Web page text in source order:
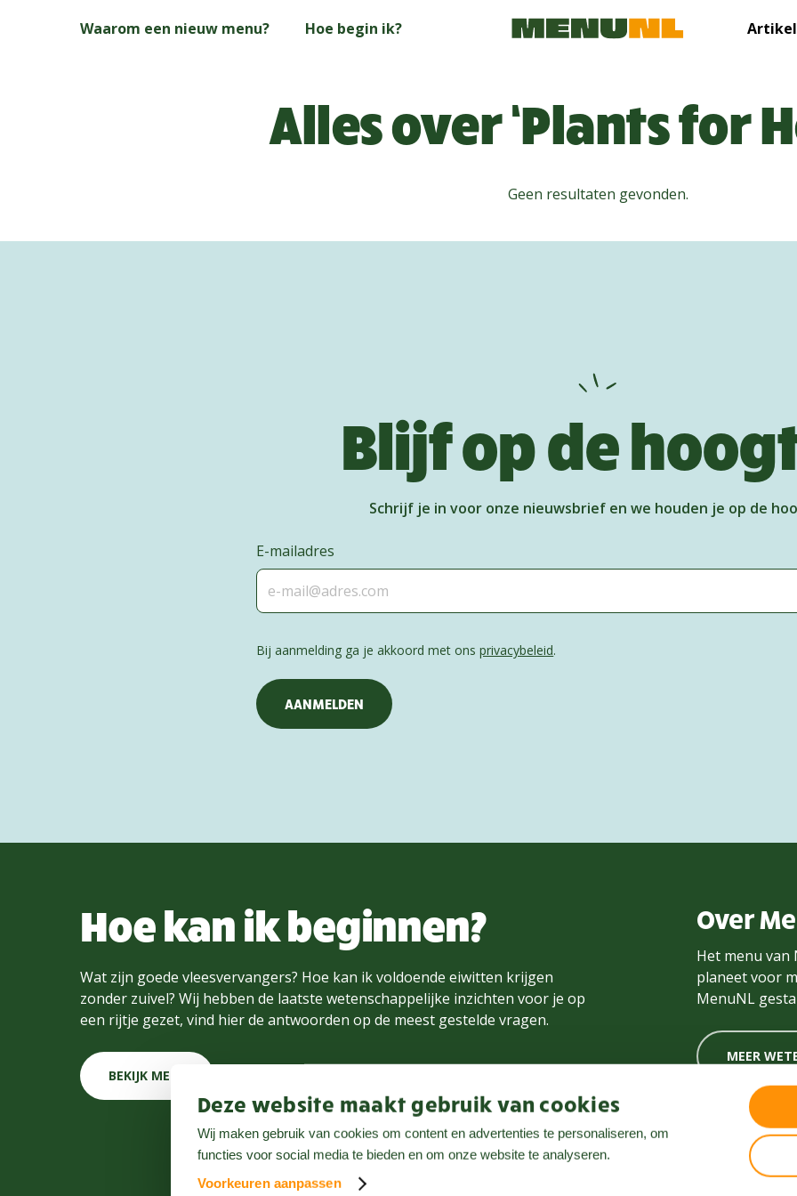
Deze website maakt gebruik van cookies
Wij maken gebruik van cookies om content en advertenties te personaliseren, om
functies voor social media te bieden en om onze website te analyseren.
Voorkeuren aanpassen
Waarom een nieuw menu? Hoe begin ik?
Alles over ‘Plants for
Geen resultaten gevonden.
Blijf op de
Schrijf je in voor onze nieuwsbrief en we houden je op de
E-mailadres
Bij aanmelding ga je akkoord met onsprivacybeleid.
Hoe kan ik beginnen?
Wat zijn goede vleesvervangers? Hoe kan ik voldoende eiwitten krijgen
zonder zuivel? Wij hebben de laatste wetenschappelijke inzichten voor je op
een rijtje gezet, vind hier de antwoorden op de meest gestelde vragen.
BEKIJK MEER
Over
Het menu van
planeet voor
MenuNL
MEER